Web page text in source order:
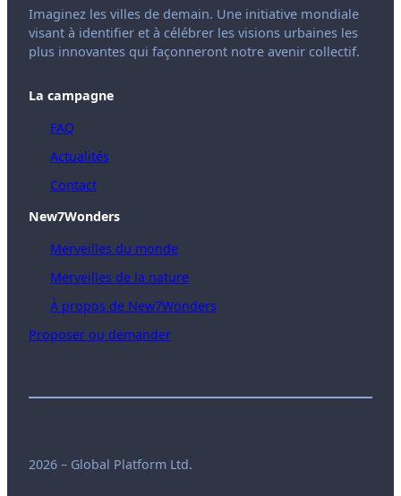
Imaginez les villes de demain. Une initiative mondiale
visant à identifier et à célébrer les visions urbaines les
plus innovantes qui façonneront notre avenir collectif.
La campagne
FAQ
Actualités
Contact
New7Wonders
Merveilles du monde
Merveilles de la nature
À propos de New7Wonders
Proposer ou demander
2026 – Global Platform Ltd.